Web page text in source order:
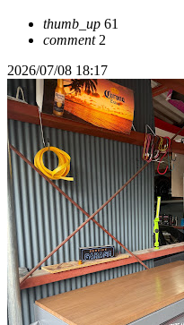
thumb_up 61
comment2
2026/07/08 18:17